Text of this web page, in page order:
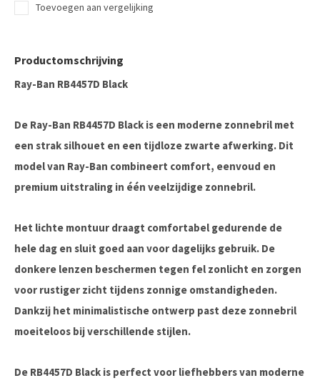
Toevoegen aan vergelijking
Productomschrijving
Ray-Ban RB4457D Black
De Ray-Ban RB4457D Black is een moderne zonnebril met
een strak silhouet en een tijdloze zwarte afwerking. Dit
model van Ray-Ban combineert comfort, eenvoud en
premium uitstraling in één veelzijdige zonnebril.
Het lichte montuur draagt comfortabel gedurende de
hele dag en sluit goed aan voor dagelijks gebruik. De
donkere lenzen beschermen tegen fel zonlicht en zorgen
voor rustiger zicht tijdens zonnige omstandigheden.
Dankzij het minimalistische ontwerp past deze zonnebril
moeiteloos bij verschillende stijlen.
De RB4457D Black is perfect voor liefhebbers van moderne